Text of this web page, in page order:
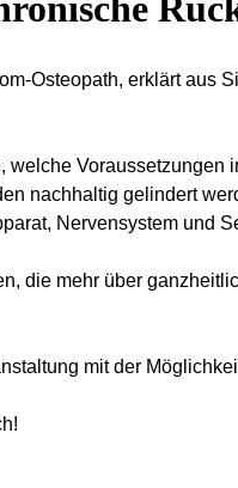
Osteopath, erklärt aus
welche
nachhaltig gelindert
Nervensystem und
die mehr über
mit der